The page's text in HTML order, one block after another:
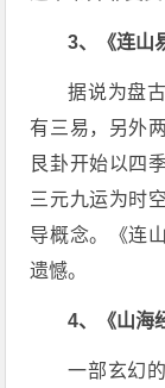
3、《连山
据说为盘
有三易，另外
艮卦开始以四
三元九运为时
导概念。《连
遗憾。
4、《山海
一部玄幻